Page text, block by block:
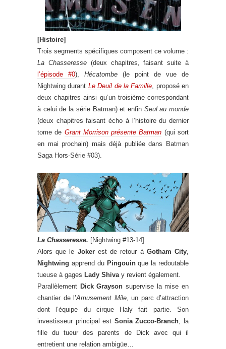
[Histoire]
Trois segments spécifiques composent ce volume :
La Chasseresse(deux chapitres, faisant suite à
l’épisode #0), Hécatombe (le point de vue de
Nightwing durant Le Deuil de la Famille, proposé en
deux chapitres ainsi qu’un troisième correspondant
à celui de la série Batman) et enfin Seul au monde
(deux chapitres faisant écho à l’histoire du dernier
tome de Grant Morrison présente Batman (qui sort
en mai prochain) mais déjà publiée dans Batman
Saga Hors-Série #03).
La Chasseresse. [Nightwing #13-14]
Alors que le Jokerest de retour à Gotham City,
Nightwing apprend du Pingouinque la redoutable
tueuse à gages Lady Shivay revient également.
Parallèlement Dick Grayson supervise la mise en
chantier de l’Amusement Mile, un parc d’attraction
dont l’équipe du cirque Haly fait partie. Son
investisseur principal est Sonia Zucco-Branch, la
fille du tueur des parents de Dick avec qui il
entretient une relation ambigüe…